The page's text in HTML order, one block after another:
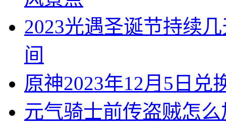
2023光遇圣诞节持续
间
原神2023年12月5日兑
元气骑士前传盗贼怎